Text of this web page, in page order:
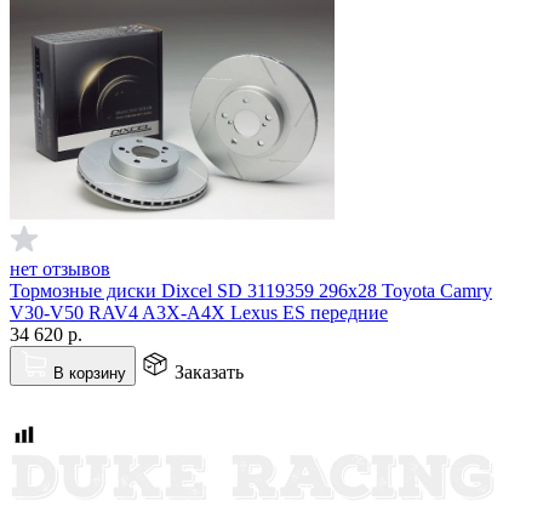
нет отзывов
Тормозные диски Dixcel SD 3119359 296x28 Toyota Camry
V30-V50 RAV4 A3X-A4X Lexus ES передние
34 620 р.
В корзину Заказать